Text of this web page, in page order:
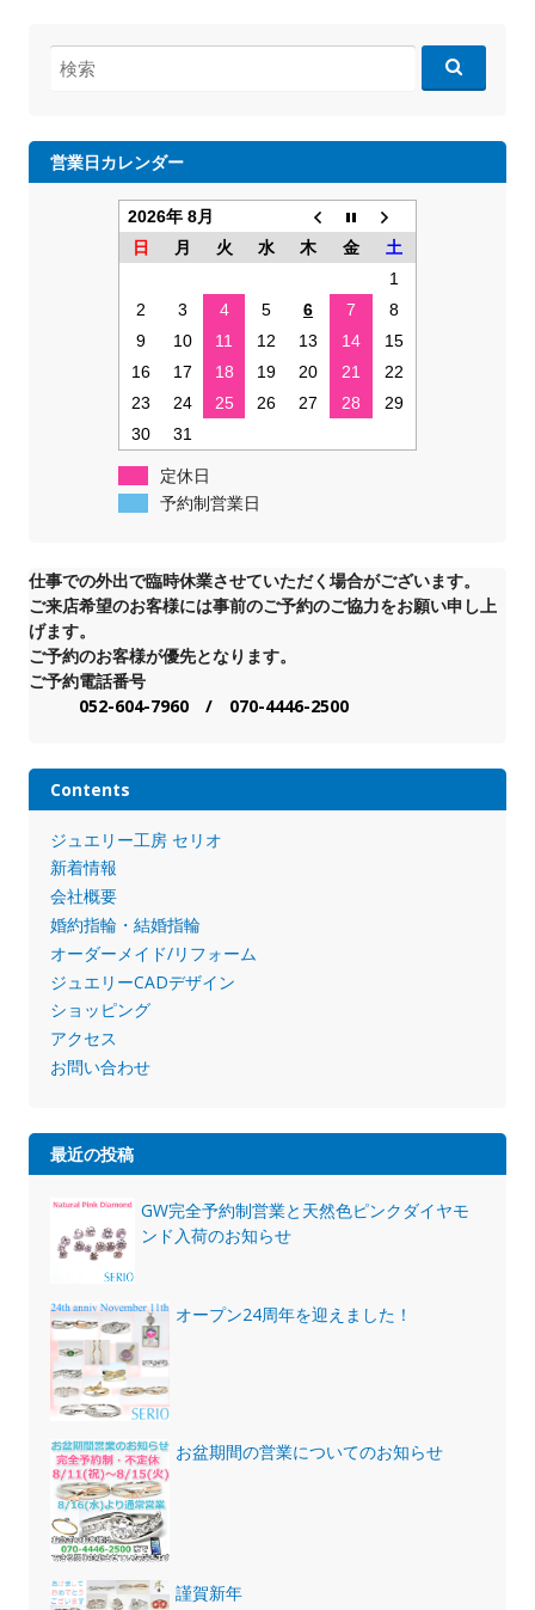
検
索:
営業日カレンダー
2026年 8月
日
月 火 水 木 金
土
1
2
3 4 5 6 7
8
9
10 11 12 13 14
15
16
17 18 19 20 21
22
23
24 25 26 27 28
29
30
31
定休日
予約制営業日
仕事での外出で臨時休業させていただく場合がございます。
ご来店希望のお客様には事前のご予約のご協力をお願い申し上
げます。
ご予約のお客様が優先となります。
ご予約電話番号
052-604-7960 / 070-4446-2500
Contents
ジュエリー工房 セリオ
新着情報
会社概要
婚約指輪・結婚指輪
オーダーメイド/リフォーム
ジュエリーCADデザイン
ショッピング
アクセス
お問い合わせ
最近の投稿
GW完全予約制営業と天然色ピンクダイヤモ
ンド入荷のお知らせ
オープン24周年を迎えました！
お盆期間の営業についてのお知らせ
謹賀新年